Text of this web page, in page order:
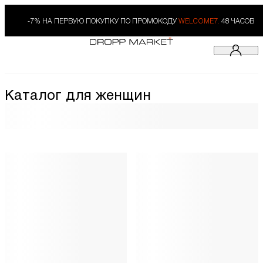
-7% НА ПЕРВУЮ ПОКУПКУ ПО ПРОМОКОДУ WELCOME7. 48 ЧАСОВ
Каталог для женщин